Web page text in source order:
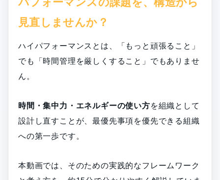
見直しませんか？
ハイパフォーマンスとは、「もっと頑張ること」
でも「時間管理を厳しくすること」でもありませ
ん。
時間・集中力・エネルギーの使い方を組織として
設計し直すことが、最優先事項を優先できる組織
への第一歩です。
本動画では、そのための実践的なフレームワーク